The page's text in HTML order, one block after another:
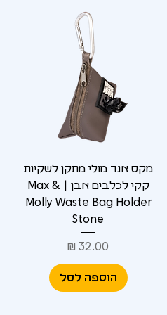
מקס אנד מולי מתקן לשקיות
קקי לכלבים אבן | Max &
Molly Waste Bag Holder
Stone
מחיר
הוספה לסל